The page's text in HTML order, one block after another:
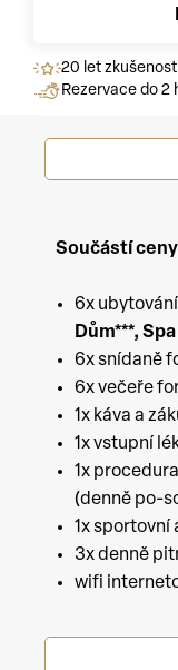
20 let
Rezervace do 2
Součástí
6x
Dům***,
6x snídaně
6x večeře
1x káva a
1x vstupní
1x
(denně po-
1x sportovní
3x denně
wifi